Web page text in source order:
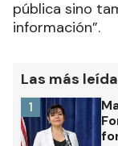
pública sino
información”.
Las más
1